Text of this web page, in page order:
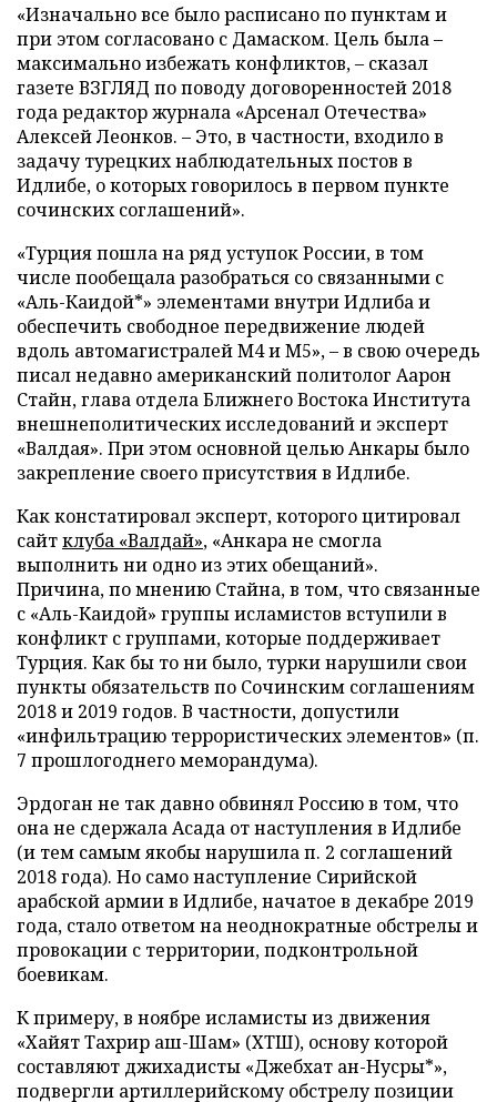
«Изначально все было расписано по пунктам и
при этом согласовано с Дамаском. Цель была –
максимально избежать конфликтов, – сказал
газете ВЗГЛЯД по поводу договоренностей 2018
года редактор журнала «Арсенал Отечества»
Алексей Леонков. – Это, в частности, входило в
задачу турецких наблюдательных постов в
Идлибе, о которых говорилось в первом пункте
сочинских соглашений».
«Турция пошла на ряд уступок России, в том
числе пообещала разобраться со связанными с
«Аль-Каидой*» элементами внутри Идлиба и
обеспечить свободное передвижение людей
вдоль автомагистралей М4 и М5», – в свою очередь
писал недавно американский политолог Аарон
Стайн, глава отдела Ближнего Востока Института
внешнеполитических исследований и эксперт
«Валдая». При этом основной целью Анкары было
закрепление своего присутствия в Идлибе.
Как констатировал эксперт, которого цитировал
сайтклуба «Валдай», «Анкара не смогла
выполнить ни одно из этих обещаний».
Причина, по мнению Стайна, в том, что связанные
с «Аль-Каидой» группы исламистов вступили в
конфликт с группами, которые поддерживает
Турция. Как бы то ни было, турки нарушили свои
пункты обязательств по Сочинским соглашениям
2018 и 2019 годов. В частности, допустили
«инфильтрацию террористических элементов» (п.
7 прошлогоднего меморандума).
Эрдоган не так давно обвинял Россию в том, что
она не сдержала Асада от наступления в Идлибе
(и тем самым якобы нарушила п. 2 соглашений
2018 года). Но само наступление Сирийской
арабской армии в Идлибе, начатое в декабре 2019
года, стало ответом на неоднократные обстрелы и
провокации с территории, подконтрольной
боевикам.
К примеру, в ноябре исламисты из движения
«Хайят Тахрир аш-Шам» (ХТШ), основу которой
составляют джихадисты «Джебхат ан-Нусры*»,
подвергли артиллерийскому обстрелу позиции